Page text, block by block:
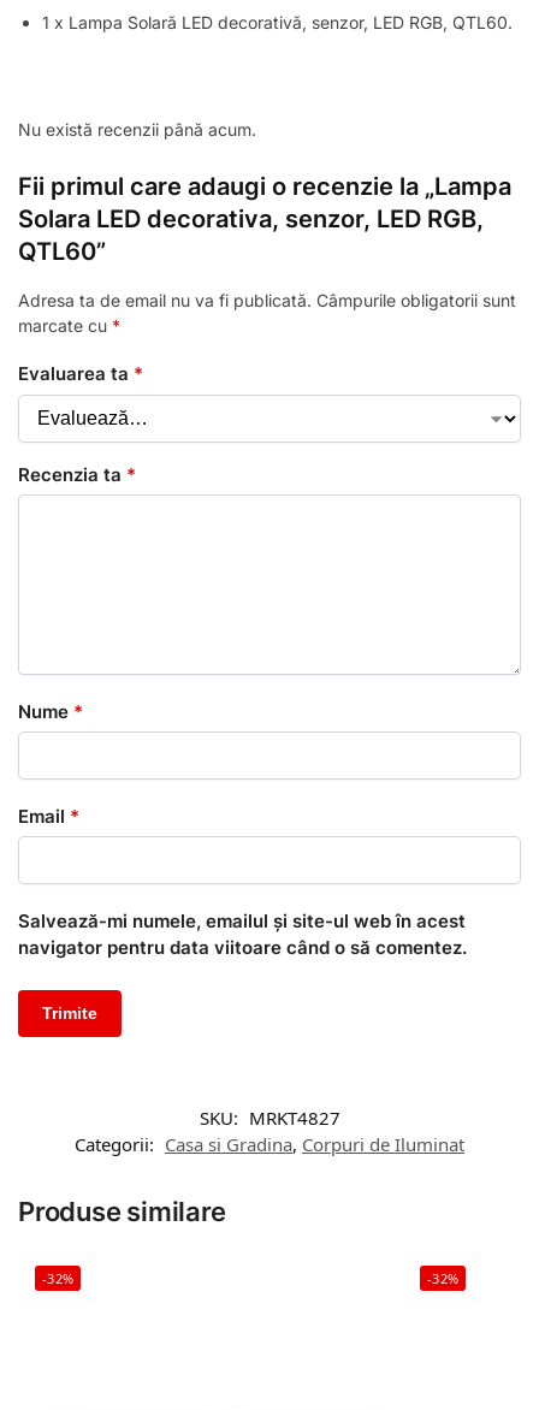
1 x Lampa Solară LED decorativă, senzor, LED RGB, QTL60.
Nu există recenzii până acum.
Fii primul care adaugi o recenzie la „Lampa
Solara LED decorativa, senzor, LED RGB,
QTL60”
Adresa ta de email nu va fi publicată. Câmpurile obligatorii sunt
marcate cu *
Evaluarea ta *
Recenzia ta *
Nume *
Email *
Salvează-mi numele, emailul și site-ul web în acest
navigator pentru data viitoare când o să comentez.
SKU: MRKT4827
Categorii: Casa si Gradina, Corpuri de Iluminat
Produse similare
-32% -32%